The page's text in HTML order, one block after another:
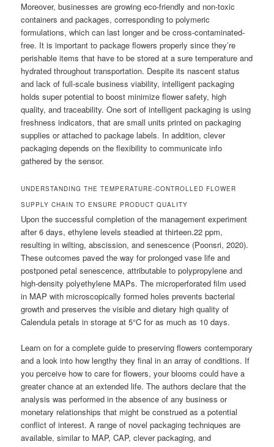
Moreover, businesses are growing eco-friendly and non-toxic
containers and packages, corresponding to polymeric
formulations, which can last longer and be cross-contaminated-
free. It is important to package flowers properly since they’re
perishable items that have to be stored at a sure temperature and
hydrated throughout transportation. Despite its nascent status
and lack of full-scale business viability, intelligent packaging
holds super potential to boost minimize flower safety, high
quality, and traceability. One sort of intelligent packaging is using
freshness indicators, that are small units printed on packaging
supplies or attached to package labels. In addition, clever
packaging depends on the flexibility to communicate info
gathered by the sensor.
UNDERSTANDING THE TEMPERATURE-CONTROLLED FLOWER
SUPPLY CHAIN TO ENSURE PRODUCT QUALITY
Upon the successful completion of the management experiment
after 6 days, ethylene levels steadied at thirteen.22 ppm,
resulting in wilting, abscission, and senescence (Poonsri, 2020).
These outcomes paved the way for prolonged vase life and
postponed petal senescence, attributable to polypropylene and
high-density polyethylene MAPs. The microperforated film used
in MAP with microscopically formed holes prevents bacterial
growth and preserves the visible and dietary high quality of
Calendula petals in storage at 5°C for as much as 10 days.
Learn on for a complete guide to preserving flowers contemporary
and a look into how lengthy they final in an array of conditions. If
you perceive how to care for flowers, your blooms could have a
greater chance at an extended life. The authors declare that the
analysis was performed in the absence of any business or
monetary relationships that might be construed as a potential
conflict of interest. A range of novel packaging techniques are
available, similar to MAP, CAP, clever packaging, and